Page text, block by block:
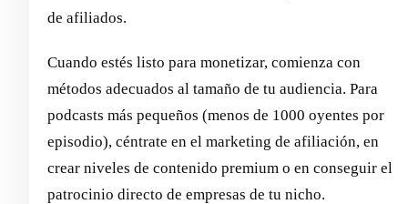
de afiliados.
Cuando estés listo para monetizar, comienza con
métodos adecuados al tamaño de tu audiencia. Para
podcasts más pequeños (menos de 1000 oyentes por
episodio), céntrate en el marketing de afiliación, en
crear niveles de contenido premium o en conseguir el
patrocinio directo de empresas de tu nicho.